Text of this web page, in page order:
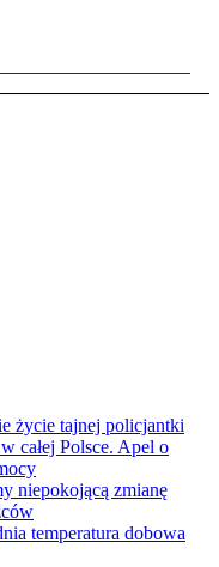
życie tajnej policjantki
całej Polsce. Apel o
niepokojącą zmianę
temperatura dobowa